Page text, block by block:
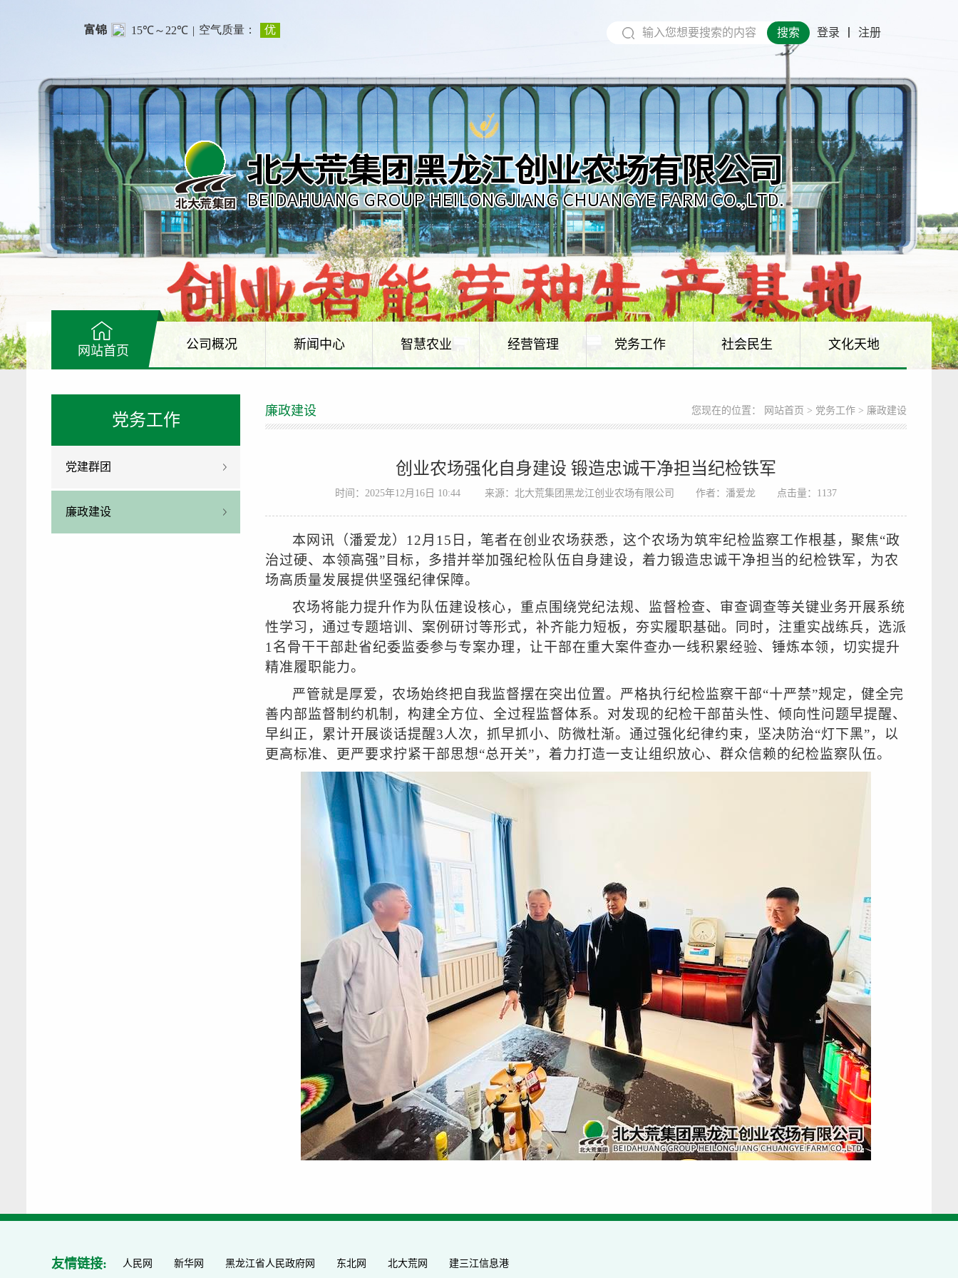
搜索 登录 注册
网站首页 公司概况 新闻中心 智慧农业 经营管理 党务工作 社会民生 文化天地
党务工作
党建群团
廉政建设
廉政建设 您现在的位置： 网站首页 > 党务工作 > 廉政建设
创业农场强化自身建设 锻造忠诚干净担当纪检铁军
时间：2025年12月16日 10:44 来源：北大荒集团黑龙江创业农场有限公司 作者：潘爱龙 点击量： 1137
本网讯（潘爱龙）12月15日，笔者在创业农场获悉，这个农场为筑牢纪检监察工作根基，聚焦“政
治过硬、本领高强”目标，多措并举加强纪检队伍自身建设，着力锻造忠诚干净担当的纪检铁军，为农
场高质量发展提供坚强纪律保障。
农场将能力提升作为队伍建设核心，重点围绕党纪法规、监督检查、审查调查等关键业务开展系统
性学习，通过专题培训、案例研讨等形式，补齐能力短板，夯实履职基础。同时，注重实战练兵，选派
1名骨干干部赴省纪委监委参与专案办理，让干部在重大案件查办一线积累经验、锤炼本领，切实提升
精准履职能力。
严管就是厚爱，农场始终把自我监督摆在突出位置。严格执行纪检监察干部“十严禁”规定，健全完
善内部监督制约机制，构建全方位、全过程监督体系。对发现的纪检干部苗头性、倾向性问题早提醒、
早纠正，累计开展谈话提醒3人次，抓早抓小、防微杜渐。通过强化纪律约束，坚决防治“灯下黑”，以
更高标准、更严要求拧紧干部思想“总开关”，着力打造一支让组织放心、群众信赖的纪检监察队伍。
友情链接: 人民网 新华网 黑龙江省人民政府网 东北网 北大荒网 建三江信息港